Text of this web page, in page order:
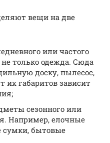
вещи на две
или частого
только одежда. Сюда
доску, пылесос,
их габаритов зависит
сезонного или
Например, елочные
бытовые